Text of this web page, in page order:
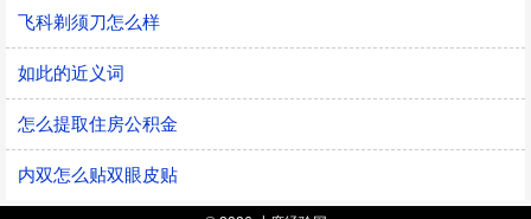
飞科剃须刀怎么样
如此的近义词
怎么提取住房公积金
内双怎么贴双眼皮贴